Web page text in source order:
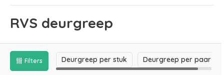
RVS deurgreep
Deurgreep per stuk Deurgreep per paar
Filters